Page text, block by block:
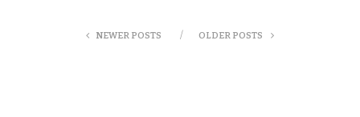
NEWER POSTS OLDER POSTS